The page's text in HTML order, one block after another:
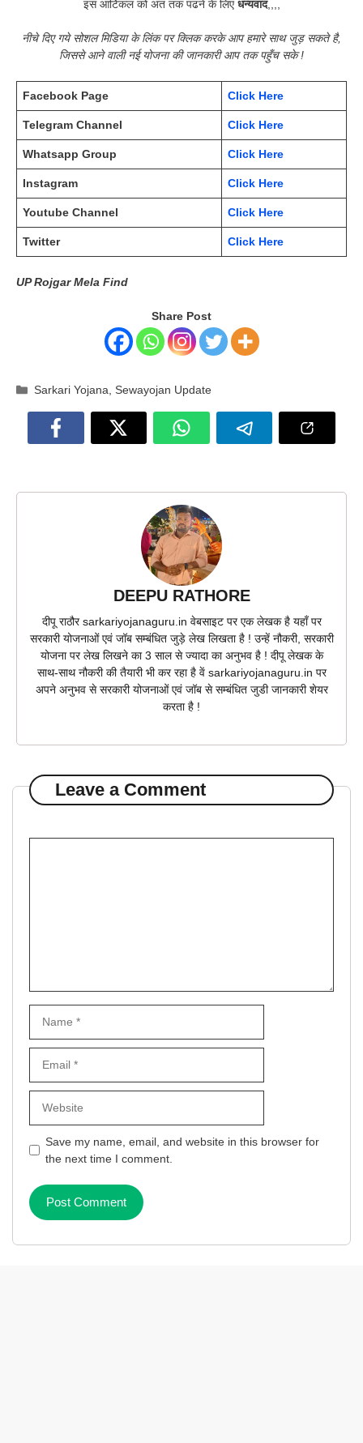
इस आर्टिकल को अंत तक पढने के लिएधन्यवाद,,,,
नीचे दिए गये सोशल मिडिया के लिंक पर क्लिक करके आप हमारे साथ जुड़ सकते है,
जिससे आने वाली नई योजना की जानकारी आप तक पहुँच सके !
Facebook Page Click Here
Telegram Channel Click Here
Whatsapp Group Click Here
Instagram Click Here
Youtube Channel Click Here
Twitter Click Here
UP Rojgar Mela Find
Share Post
Categories
Sarkari Yojana ,Sewayojan Update
DEEPU RATHORE
दीपू राठौर sarkariyojanaguru.in वेबसाइट पर एक लेखक है यहाँ पर
सरकारी योजनाओं एवं जॉब सम्बंधित जुड़े लेख लिखता है ! उन्हें नौकरी, सरकारी
योजना पर लेख लिखने का 3 साल से ज्यादा का अनुभव है ! दीपू लेखक के
साथ-साथ नौकरी की तैयारी भी कर रहा है वें sarkariyojanaguru.in पर
अपने अनुभव से सरकारी योजनाओं एवं जॉब से सम्बंधित जुडी जानकारी शेयर
करता है !
Leave a Comment
Save my name, email, and website in this browser for
the next time I comment.